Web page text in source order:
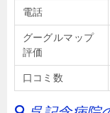
電話
グーグルマップ
評価
口コミ数